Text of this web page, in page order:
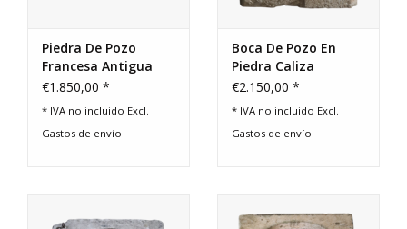
Piedra De Pozo
Francesa Antigua
€1.850,00 *
* IVA no incluido Excl.
Gastos de envío
Boca De Pozo En
Piedra Caliza
€2.150,00 *
* IVA no incluido Excl.
Gastos de envío